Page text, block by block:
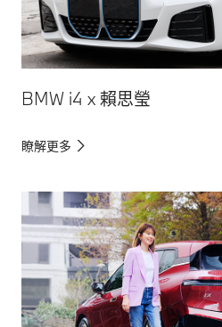
BMW i4 x 賴思瑩
瞭解更多